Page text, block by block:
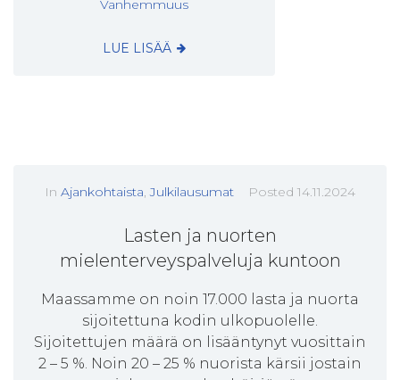
Vanhemmuus
LUE LISÄÄ
In Ajankohtaista ,Julkilausumat Posted 14.11.2024
Lasten ja nuorten
mielenterveyspalveluja kuntoon
Maassamme on noin 17.000 lasta ja nuorta
sijoitettuna kodin ulkopuolelle.
Sijoitettujen määrä on lisääntynyt vuosittain
2 – 5 %. Noin 20 – 25 % nuorista kärsii jostain